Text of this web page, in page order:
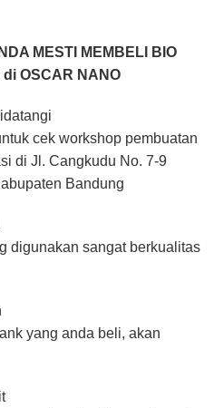
MESTI MEMBELI BIO
OSCAR NANO
cek workshop pembuatan
di Jl. Cangkudu No. 7-9
Bandung
digunakan sangat berkualitas
yang anda beli, akan